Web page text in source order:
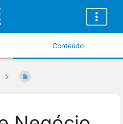
Conteúdo